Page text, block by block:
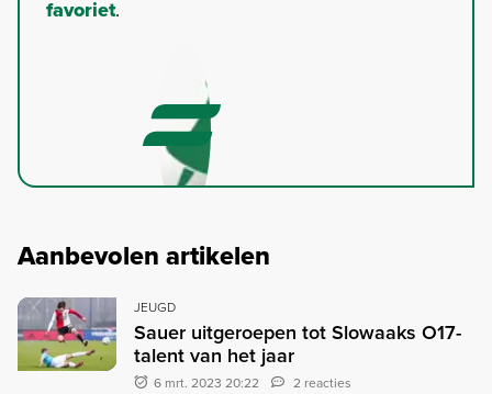
favoriet.
Aanbevolen artikelen
JEUGD
Sauer uitgeroepen tot Slowaaks O17-
talent van het jaar
6 mrt. 2023 20:22 2 reacties